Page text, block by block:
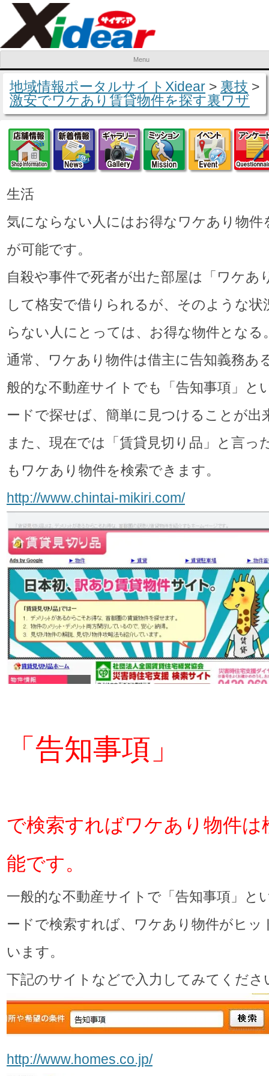
Menu
Skip to content
地域情報ポータルサイトXidear > 裏技 >
激安でワケあり賃貸物件を探す裏ワザ
店舗情報新着情報ギャラリーミッション
イベ
生活
気にならない人にはお得なワケあり物件
が可能です。
自殺や事件で死者が出た部屋は「ワケあ
して格安で借りられるが、そのような状
らない人にとっては、お得な物件となる
通常、ワケあり物件は借主に告知義務あ
般的な不動産サイトでも「告知事項」と
ードで探せば、簡単に見つけることが出
また、現在では「賃貸見切り品」と言っ
もワケあり物件を検索できます。
http://www.chintai-mikiri.com/
「告知事項」
で検索すればワケあり物件は
能です。
一般的な不動産サイトで「告知事項」と
ードで検索すれば、ワケあり物件がヒッ
います。
下記のサイトなどで入力してみてくださ
http://www.homes.co.jp/